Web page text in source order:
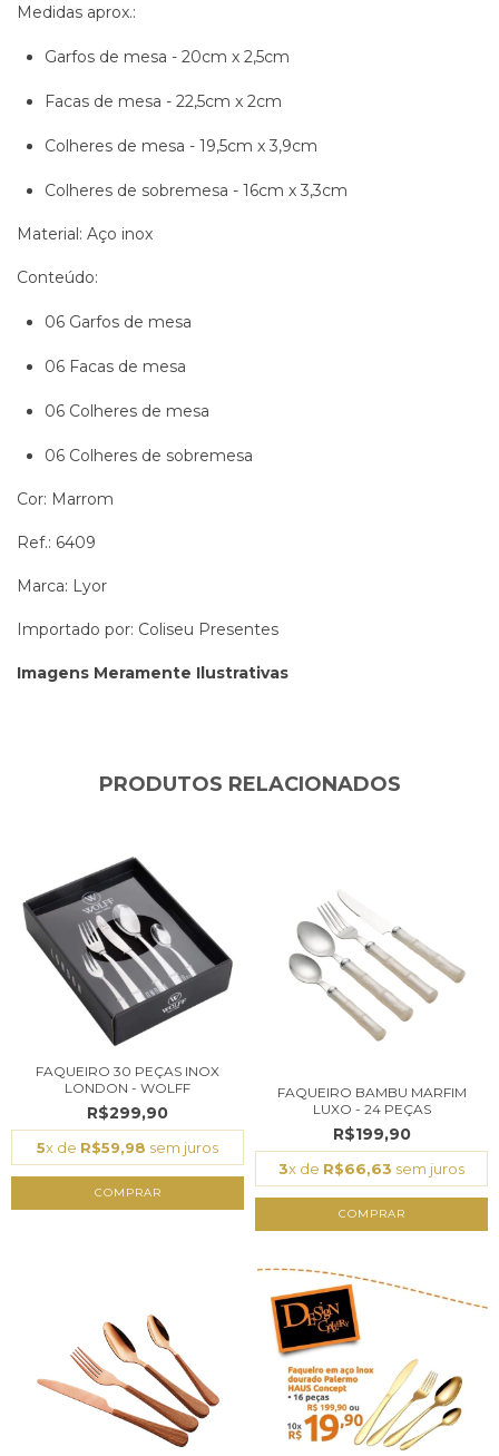
Medidas aprox.:
Garfos de mesa - 20cm x 2,5cm
Facas de mesa - 22,5cm x 2cm
Colheres de mesa - 19,5cm x 3,9cm
Colheres de sobremesa - 16cm x 3,3cm
Material: Aço inox
Conteúdo:
06 Garfos de mesa
06 Facas de mesa
06 Colheres de mesa
06 Colheres de sobremesa
Cor: Marrom
Ref.: 6409
Marca: Lyor
Importado por: Coliseu Presentes
Imagens Meramente Ilustrativas
PRODUTOS RELACIONADOS
FAQUEIRO 30 PEÇAS INOX
LONDON - WOLFF
R$299,90
5x de R$59,98 sem juros
FAQUEIRO BAMBU MARFIM
LUXO - 24 PEÇAS
R$199,90
3x de R$66,63 sem juros